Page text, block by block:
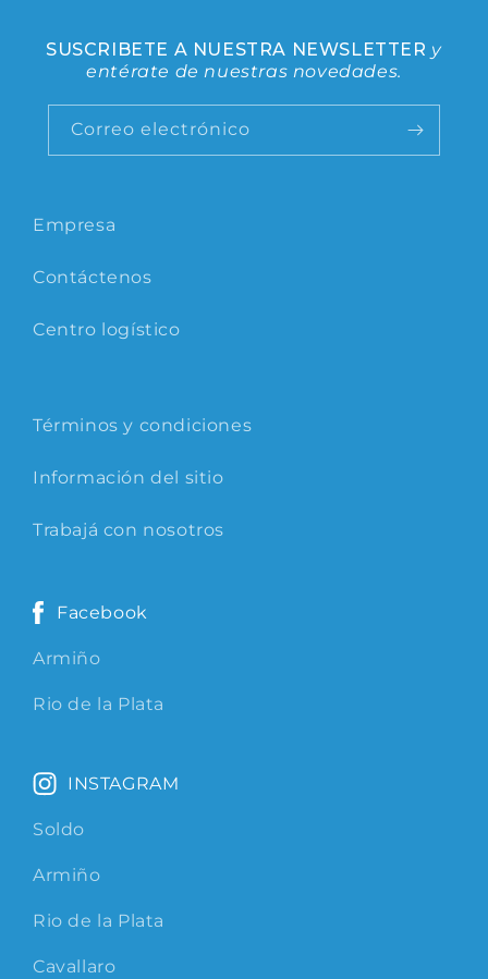
Empresa
Contáctenos
Centro logístico
Términos y condiciones
Información del sitio
Trabajá con nosotros
Facebook
Armiño
Rio de la Plata
INSTAGRAM
Soldo
Armiño
Rio de la Plata
Cavallaro
SUSCRIBETE A NUESTRA NEWSLETTER y
entérate de nuestras novedades.
Correo electrónico